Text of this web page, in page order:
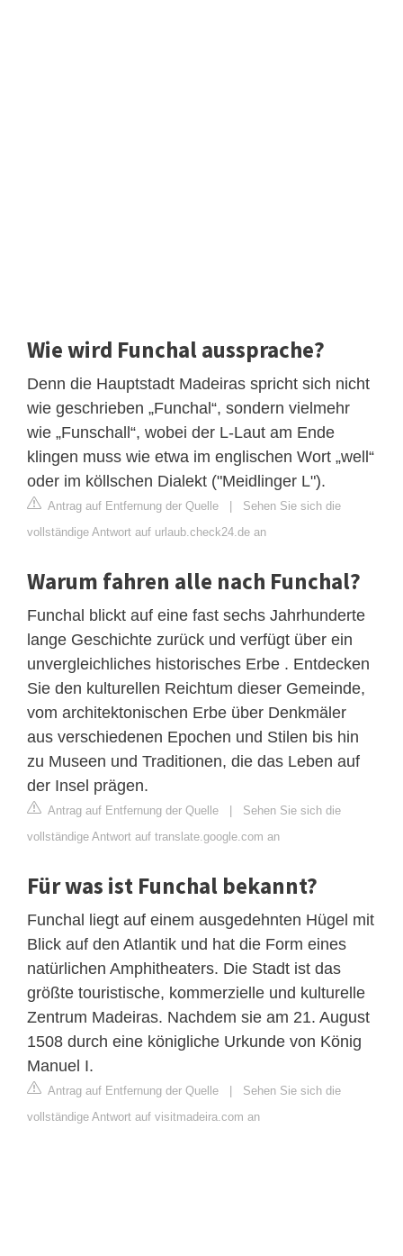
Wie wird Funchal aussprache?
Denn die Hauptstadt Madeiras spricht sich nicht
wie geschrieben „Funchal“, sondern vielmehr
wie „Funschall“, wobei der L-Laut am Ende
klingen muss wie etwa im englischen Wort „well“
oder im köllschen Dialekt ("Meidlinger L").
Antrag auf Entfernung der Quelle | Sehen Sie sich die
vollständige Antwort auf urlaub.check24.de an
Warum fahren alle nach Funchal?
Funchal blickt auf eine fast sechs Jahrhunderte
lange Geschichte zurück und verfügt über ein
unvergleichliches historisches Erbe . Entdecken
Sie den kulturellen Reichtum dieser Gemeinde,
vom architektonischen Erbe über Denkmäler
aus verschiedenen Epochen und Stilen bis hin
zu Museen und Traditionen, die das Leben auf
der Insel prägen.
Antrag auf Entfernung der Quelle | Sehen Sie sich die
vollständige Antwort auf translate.google.com an
Für was ist Funchal bekannt?
Funchal liegt auf einem ausgedehnten Hügel mit
Blick auf den Atlantik und hat die Form eines
natürlichen Amphitheaters. Die Stadt ist das
größte touristische, kommerzielle und kulturelle
Zentrum Madeiras. Nachdem sie am 21. August
1508 durch eine königliche Urkunde von König
Manuel I.
Antrag auf Entfernung der Quelle | Sehen Sie sich die
vollständige Antwort auf visitmadeira.com an